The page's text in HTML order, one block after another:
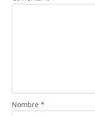
Nombre *